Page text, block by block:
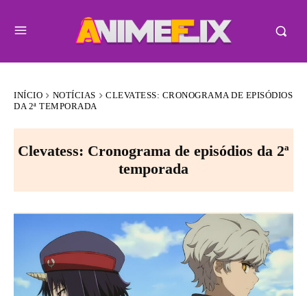
INÍCIO NOTÍCIAS
CLEVATESS: CRONOGRAMA DE EPISÓDIOS
DA 2ª TEMPORADA
Clevatess: Cronograma de episódios da 2ª
temporada